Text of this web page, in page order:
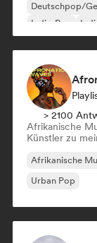
Deutschpop/
Indie-Pop
> 2100
Afrikanische
Künstler zu
Afrikanische
Urban Pop